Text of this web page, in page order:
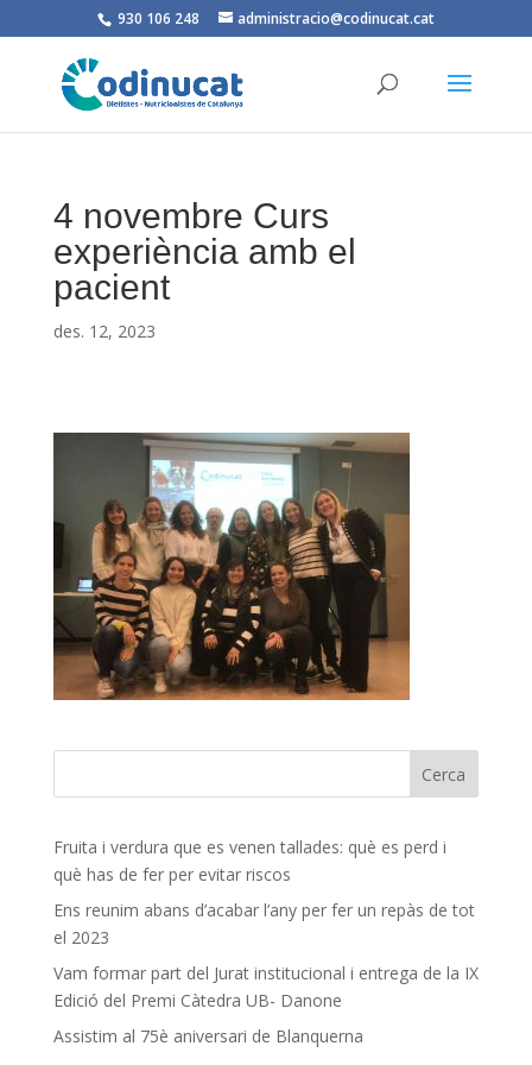
930 106 248 administracio@codinucat.cat
4 novembre Curs
experiència amb el
pacient
des. 12, 2023
Fruita i verdura que es venen tallades: què es perd i
què has de fer per evitar riscos
Ens reunim abans d’acabar l’any per fer un repàs de tot
el 2023
Vam formar part del Jurat institucional i entrega de la IX
Edició del Premi Càtedra UB- Danone
Assistim al 75è aniversari de Blanquerna